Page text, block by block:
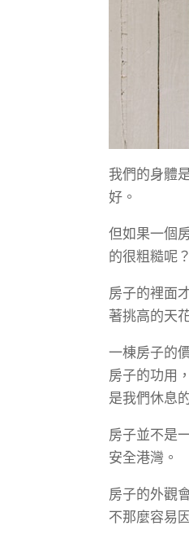
我們的身體
好。
但如果一個
的很粗糙呢
房子的裡面
著挑高的天
一棟房子的
房子的功用
是我們休息
房子並不是
安全港灣。
房子的外觀
不那麼容易